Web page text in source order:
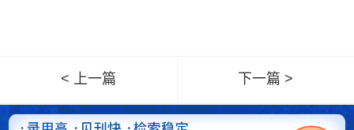
< 上一篇 下一篇 >